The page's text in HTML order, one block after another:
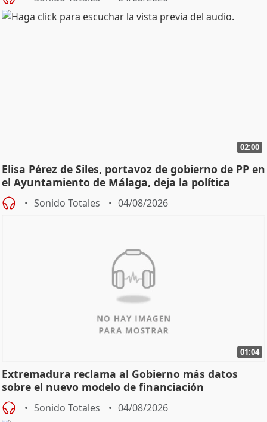
02:00
Elisa Pérez de Siles, portavoz de gobierno de PP en
el Ayuntamiento de Málaga, deja la política
Sonido Totales 04/08/2026
01:04
Extremadura reclama al Gobierno más datos
sobre el nuevo modelo de financiación
Sonido Totales 04/08/2026